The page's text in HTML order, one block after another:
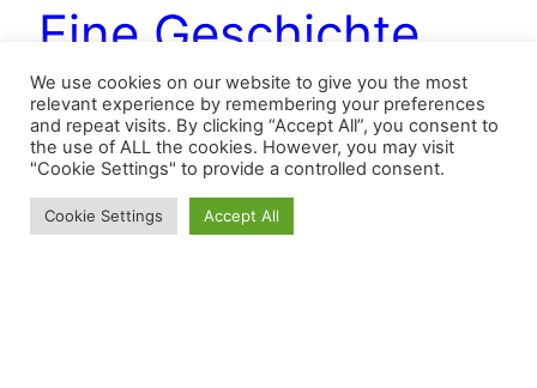
Eine Geschichte
vom Versagen –
Teil 1
Ich habe da so ein Plattenmoped. Irgendwann
We use cookies on our website to give you the most
relevant experience by remembering your preferences
and repeat visits. By clicking “Accept All”, you consent to
the use of ALL the cookies. However, you may visit
"Cookie Settings" to provide a controlled consent.
Cookie Settings Accept All